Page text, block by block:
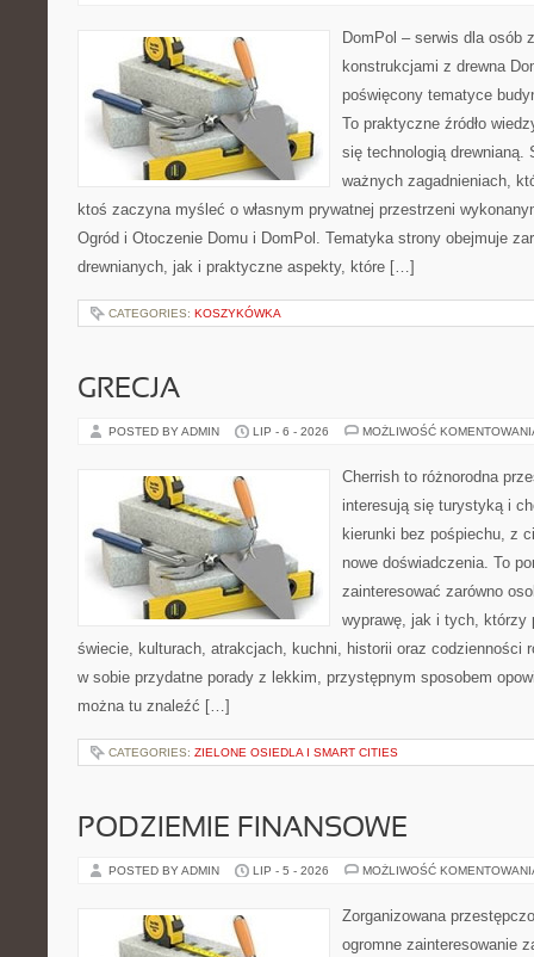
DomPol – serwis dla osób
konstrukcjami z drewna
poświęcony tematyce
To praktyczne źródło
się technologią drewnianą.
ważnych zagadnieniach,
ktoś zaczyna myśleć o własnym prywatnej przestrzeni
Ogród i Otoczenie Domu i DomPol. Tematyka strony obejmuje
drewnianych, jak i praktyczne aspekty, które […]
CATEGORIES: KOSZYKÓWKA
GRECJA
POSTED BY ADMIN LIP - 6 - 2026 MOŻLIWOŚĆ
Cherrish to różnorodna
interesują się turystyką i
kierunki bez pośpiechu, z
nowe doświadczenia. To
zainteresować zarówno
wyprawę, jak i tych, którzy
świecie, kulturach, atrakcjach, kuchni, historii oraz codzienności
w sobie przydatne porady z lekkim, przystępnym sposobem
można tu znaleźć […]
CATEGORIES: ZIELONE OSIEDLA I SMART CITIES
PODZIEMIE FINANSOWE
POSTED BY ADMIN LIP - 5 - 2026 MOŻLIWOŚĆ
Zorganizowana
ogromne zainteresowanie